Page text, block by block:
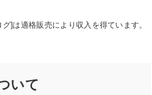
]は適格販売により収入を得ています。
いて